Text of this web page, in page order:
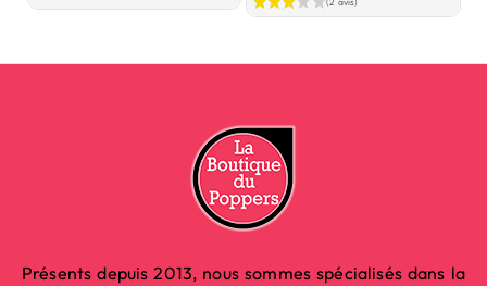
base
Présents depuis 2013, nous sommes spécialisés dans la